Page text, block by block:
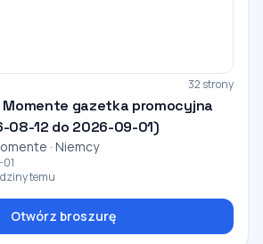
32 strony
Momente gazetka promocyjna
08-12 do 2026-09-01)
· Niemcy
temu
Otwórz broszurę